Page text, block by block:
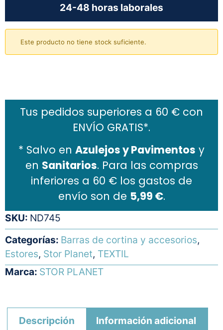
24-48 horas laborales
Este producto no tiene stock suficiente.
Tus pedidos superiores a 60 € con
ENVÍO GRATIS*.
* Salvo en Azulejos y Pavimentos y
en Sanitarios. Para las compras
inferiores a 60 € los gastos de
envío son de 5,99 €.
SKU: ND745
Categorías: Barras de cortina y accesorios,
Estores, Stor Planet, TEXTIL
Marca: STOR PLANET
Descripción Información adicional